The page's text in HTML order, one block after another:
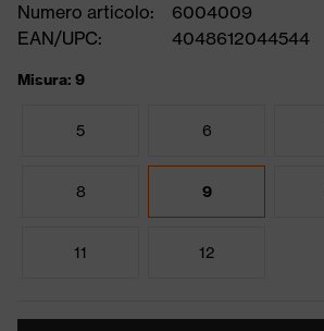
Numero articolo:
6004009
EAN/UPC:
4048612044544
Misura: 9
5 6
8 9
11 12